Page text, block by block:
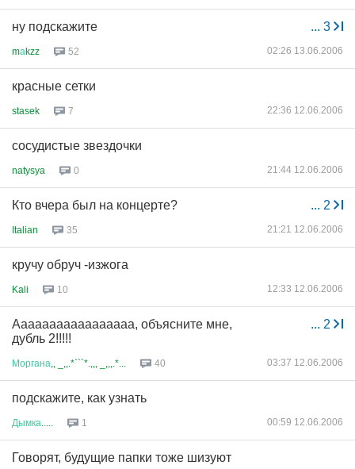
... 3
ну подскажите
mаkzz 52 02:26 13.06.2006
красные сетки
stasek 7 22:36 12.06.2006
сосудистые звездочки
natysya 0 21:44 12.06.2006
... 2
Кто вчера был на концерте?
Italian 35 21:21 12.06.2006
кручу обруч -изжога
Kali 10 12:33 12.06.2006
... 2
Ааааааааааааааааа, объясните мне,
дубль 2!!!!!
Моргана ,, _,,.*```*.,,, _,,,.*... 40 03:37 12.06.2006
подскажите, как узнать
Дымка 1 00:59 12.06.2006
Говорят, будущие папки тоже шизуют